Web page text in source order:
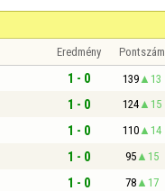
Eredmény Pontszám
1 - 0 139 13
1 - 0 124 15
1 - 0 110 14
1 - 0 95 15
1 - 0 78 17